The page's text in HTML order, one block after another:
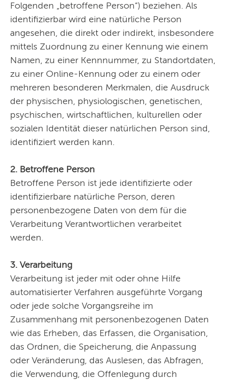
Folgenden „betroffene Person“) beziehen. Als
identifizierbar wird eine natürliche Person
angesehen, die direkt oder indirekt, insbesondere
mittels Zuordnung zu einer Kennung wie einem
Namen, zu einer Kennnummer, zu Standortdaten,
zu einer Online-Kennung oder zu einem oder
mehreren besonderen Merkmalen, die Ausdruck
der physischen, physiologischen, genetischen,
psychischen, wirtschaftlichen, kulturellen oder
sozialen Identität dieser natürlichen Person sind,
identifiziert werden kann.
2. Betroffene Person
Betroffene Person ist jede identifizierte oder
identifizierbare natürliche Person, deren
personenbezogene Daten von dem für die
Verarbeitung Verantwortlichen verarbeitet
werden.
3. Verarbeitung
Verarbeitung ist jeder mit oder ohne Hilfe
automatisierter Verfahren ausgeführte Vorgang
oder jede solche Vorgangsreihe im
Zusammenhang mit personenbezogenen Daten
wie das Erheben, das Erfassen, die Organisation,
das Ordnen, die Speicherung, die Anpassung
oder Veränderung, das Auslesen, das Abfragen,
die Verwendung, die Offenlegung durch